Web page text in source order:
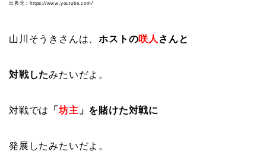
出典元：https://www.youtube.com/
山川そうきさんは、ホストの咲人 さんと
対戦したみたいだよ。
対戦では 「坊主 」を賭けた対戦に
発展したみたいだよ。